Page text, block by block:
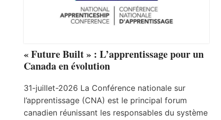
« Future Built » : L’apprentissage pour un
Canada en évolution
31-juillet-2026 La Conférence nationale sur
l’apprentissage (CNA) est le principal forum
canadien réunissant les responsables du système